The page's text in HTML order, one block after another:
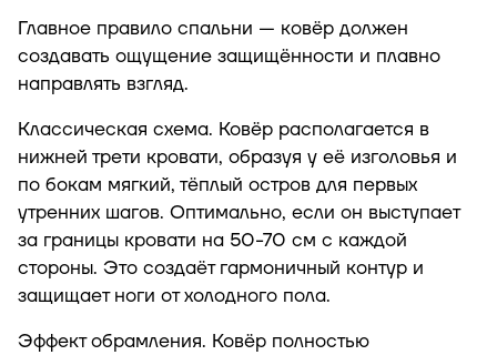
Главное правило спальни — ковёр должен
создавать ощущение защищённости и плавно
направлять взгляд.
Классическая схема. Ковёр располагается в
нижней трети кровати, образуя у её изголовья и
по бокам мягкий, тёплый остров для первых
утренних шагов. Оптимально, если он выступает
за границы кровати на 50-70 см с каждой
стороны. Это создаёт гармоничный контур и
защищает ноги от холодного пола.
Эффект обрамления. Ковёр полностью